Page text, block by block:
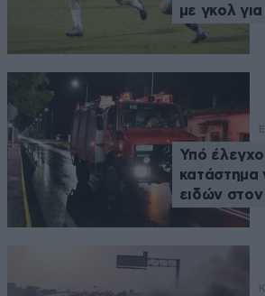
με γκολ
Υπό
κατάστημα
ειδών